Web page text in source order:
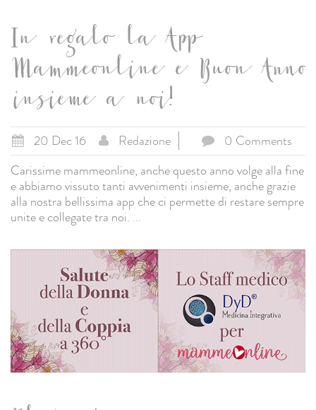
In regalo la App
Mammeonline e Buon Anno
insieme a noi!
20 Dec 16 Redazione
0 Comments
Carissime mammeonline, anche questo anno volge alla fine
e abbiamo vissuto tanti avvenimenti insieme, anche grazie
alla nostra bellissima app che ci permette di restare sempre
unite e collegate tra noi. ...